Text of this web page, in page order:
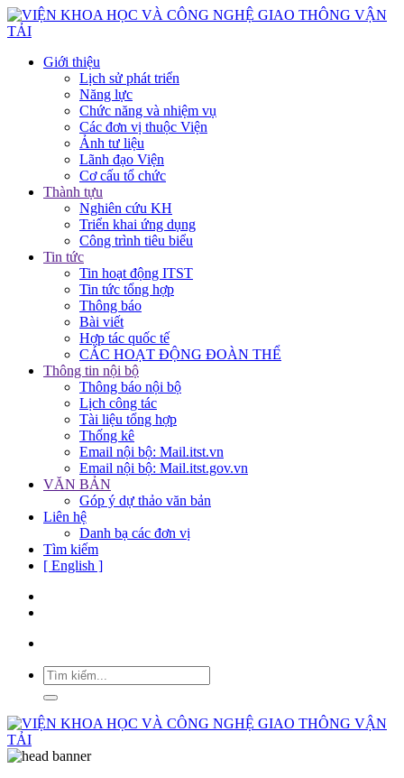
Giới thiệu
Lịch sử phát triển
Năng lực
Chức năng và nhiệm vụ
Các đơn vị thuộc Viện
Ảnh tư liệu
Lãnh đạo Viện
Cơ cấu tổ chức
Thành tựu
Nghiên cứu KH
Triển khai ứng dụng
Công trình tiêu biểu
Tin tức
Tin hoạt động ITST
Tin tức tổng hợp
Thông báo
Bài viết
Hợp tác quốc tế
CÁC HOẠT ĐỘNG ĐOÀN THỂ
Thông tin nội bộ
Thông báo nội bộ
Lịch công tác
Tài liệu tổng hợp
Thống kê
Email nội bộ: Mail.itst.vn
Email nội bộ: Mail.itst.gov.vn
VĂN BẢN
Góp ý dự thảo văn bản
Liên hệ
Danh bạ các đơn vị
Tìm kiếm
[ English ]